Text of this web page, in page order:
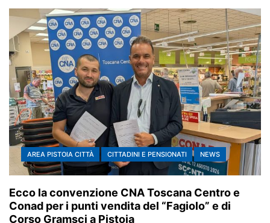
AREA PISTOIA CITTÀ CITTADINI E PENSIONATI NEWS
Ecco la convenzione CNA Toscana Centro e
Conad per i punti vendita del “Fagiolo” e di
Corso Gramsci a Pistoia